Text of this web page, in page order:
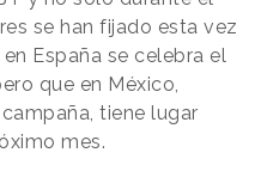
se han fijado esta vez
en España se celebra el
que en México,
tiene lugar
mes.